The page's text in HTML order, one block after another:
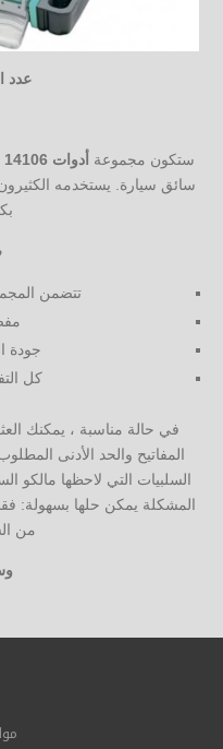
عدد
ستكون مجموعة أدوات Stels 14106
سائق سيارة. يستخدمه
تتضمن
جودة
كل
في حالة مناسبة ، يمكنك
المفاتيح والحد الأدنى
السلبيات التي لاحظها مالكو
المشكلة يمكن حلها بسهولة:
من